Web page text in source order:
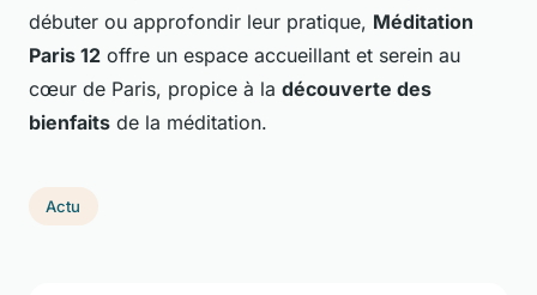
débuter ou approfondir leur pratique, Méditation
Paris 12 offre un espace accueillant et serein au
cœur de Paris, propice à la découverte des
bienfaits de la méditation.
Actu